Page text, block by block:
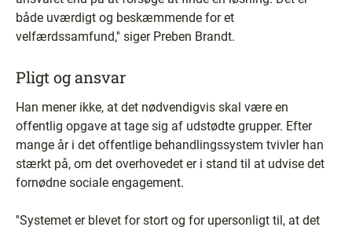
både uværdigt og beskæmmende for et
velfærdssamfund,'' siger Preben Brandt.
Pligt og ansvar
Han mener ikke, at det nødvendigvis skal være en
offentlig opgave at tage sig af udstødte grupper. Efter
mange år i det offentlige behandlingssystem tvivler han
stærkt på, om det overhovedet er i stand til at udvise det
fornødne sociale engagement.
''Systemet er blevet for stort og for upersonligt til, at det